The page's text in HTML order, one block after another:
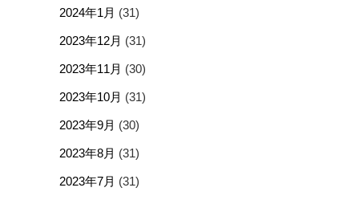
2024年1月 (31)
2023年12月 (31)
2023年11月 (30)
2023年10月 (31)
2023年9月 (30)
2023年8月 (31)
2023年7月 (31)